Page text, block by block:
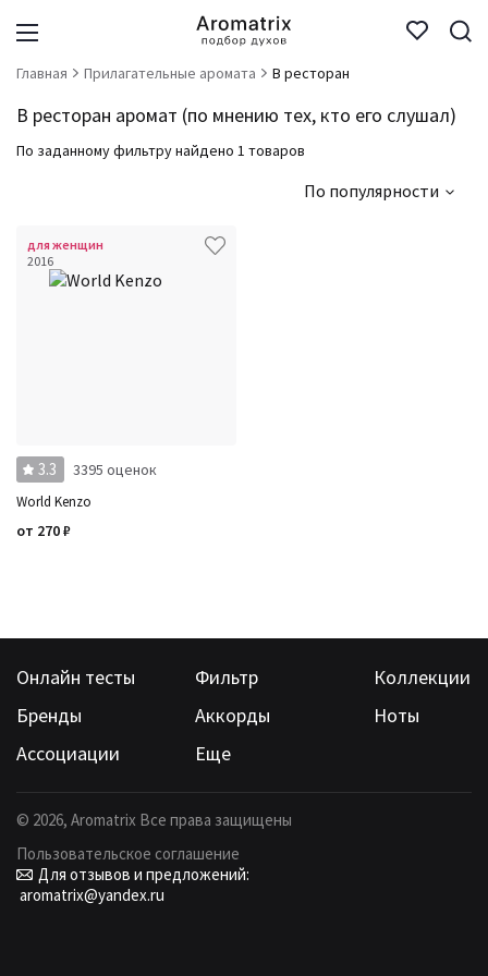
Главная Прилагательные аромата В ресторан
В ресторан аромат (по мнению тех, кто его слушал)
По заданному фильтру найдено 1 товаров
По популярности
для женщин
2016
3.3 3395 оценок
World Kenzo
от 270₽
Онлайн тесты Фильтр
Коллекции
Бренды
Аккорды
Ноты
Ассоциации
Еще
© 2026, Aromatrix Все права защищены
Пользовательское соглашение
Для отзывов и предложений:
aromatrix@yandex.ru